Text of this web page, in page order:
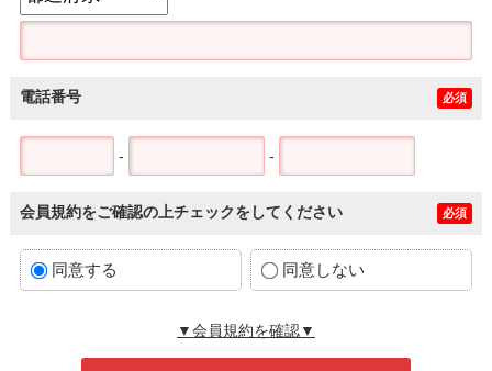
電話番号 必須
- -
会員規約をご確認の上チェックをしてください 必須
同意する 同意しない
▼会員規約を確認▼